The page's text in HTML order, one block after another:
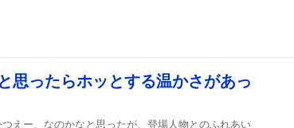
思ったらホッとする温かさがあっ
えー、なのかなと思ったが、登場人物とのふれあい